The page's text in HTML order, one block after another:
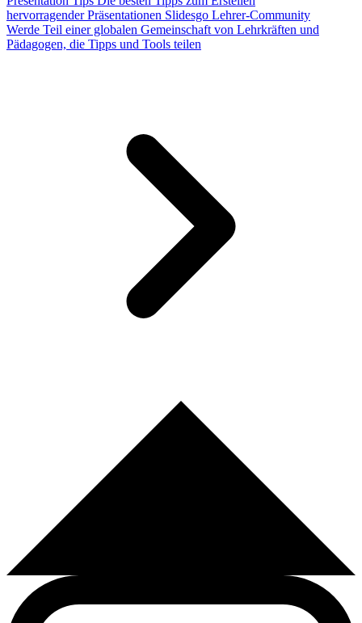
hervorragender Präsentationen Slidesgo Lehrer-Community
Werde Teil einer globalen Gemeinschaft von Lehrkräften und
Pädagogen, die Tipps und Tools teilen